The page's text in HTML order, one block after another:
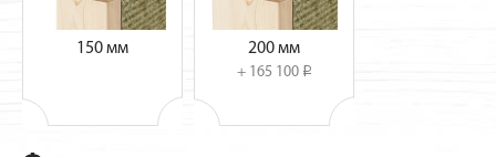
150 мм 200 мм
+ 165 100 i